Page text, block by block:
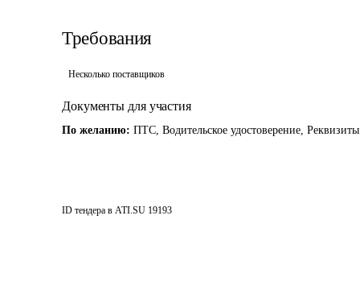
Требования
Несколько поставщиков
Документы для участия
По желанию: ПТС, Водительское удостоверение, Реквизиты
ID тендера в ATI.SU 19193